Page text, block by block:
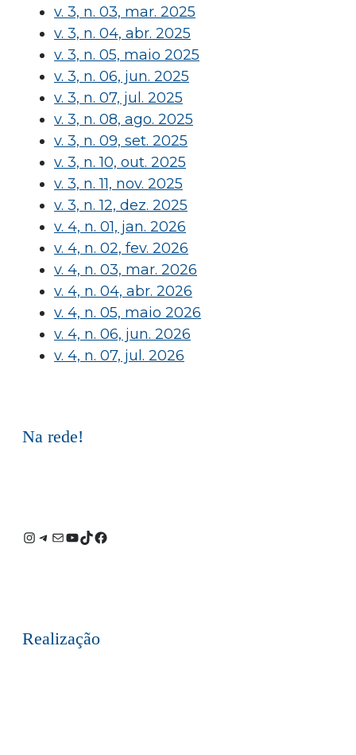
v. 3, n. 03, mar. 2025
v. 3, n. 04, abr. 2025
v. 3, n. 05, maio 2025
v. 3, n. 06, jun. 2025
v. 3, n. 07, jul. 2025
v. 3, n. 08, ago. 2025
v. 3, n. 09, set. 2025
v. 3, n. 10, out. 2025
v. 3, n. 11, nov. 2025
v. 3, n. 12, dez. 2025
v. 4, n. 01, jan. 2026
v. 4, n. 02, fev. 2026
v. 4, n. 03, mar. 2026
v. 4, n. 04, abr. 2026
v. 4, n. 05, maio 2026
v. 4, n. 06, jun. 2026
v. 4, n. 07, jul. 2026
Na rede!
Instagram
Telegram
E-Youtube
TikTok
Facebook
Realização